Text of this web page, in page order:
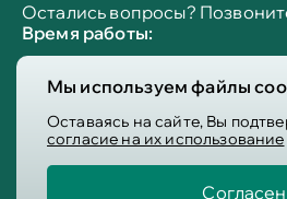
Мы используем файлы
Оставаясь на сайте, Вы
согласие на их использование
Согласен
Остались вопросы?
Время работы:
Сб-вс: 10:00 - 19:00
Info@victoria-mebel.ru